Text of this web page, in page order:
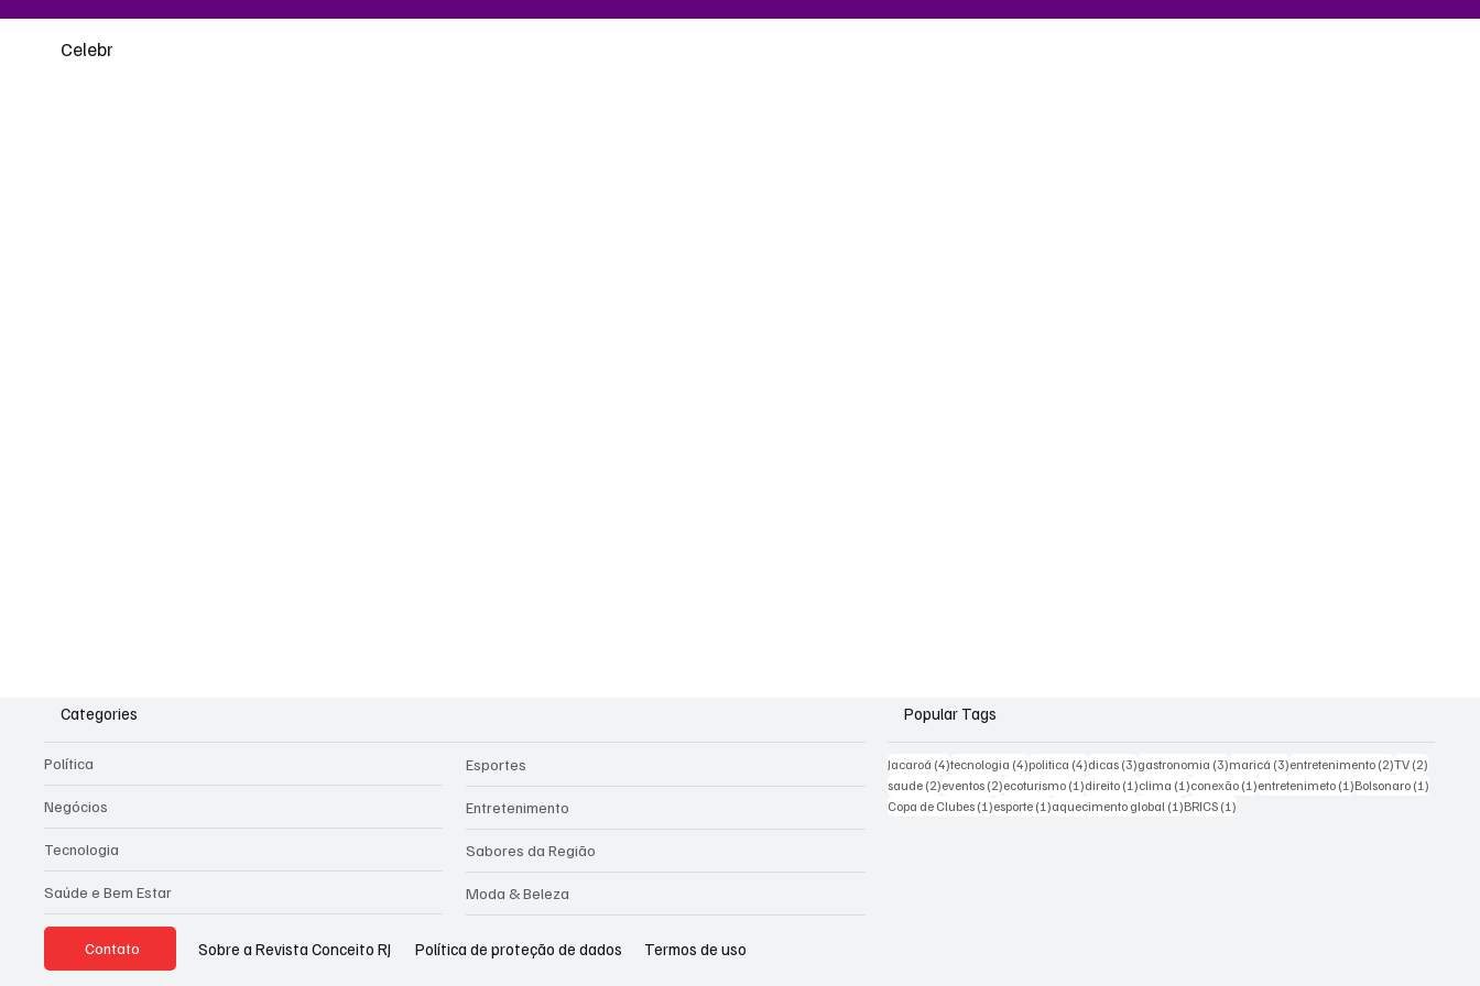
Celebr
Categories
Política
Negócios
Tecnologia
Saúde e Bem Estar
Esportes
Entretenimento
Sabores da Região
Moda & Beleza
Popular Tags
Jacaroá (4)4 posts
tecnologia (4)4 posts
politica (4)4 posts
dicas (3)3 posts
gastronomia (3)3 posts
maricá (3)3 posts
entretenimento (2)2 posts
TV (2)
saude (2)2 posts
eventos (2)2 posts
ecoturismo (1)1 post
direito (1)1 post
clima (1)1 post
conexão (1)1 post
entretenimeto (1)1 post
Bolsonaro (1)
Copa de Clubes (1)1 post
esporte (1)1 post
aquecimento global (1)1 post
BRICS (1)
Contato Sobre a Revista Conceito RJ Política de proteção de dados Termos de uso